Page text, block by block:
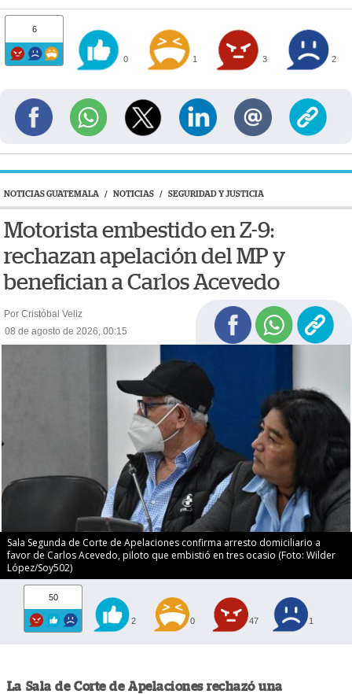
6
0 1 3 2
NOTICIAS GUATEMALA / NOTICIAS / SEGURIDAD Y JUSTICIA
Motorista embestido en Z-9:
rechazan apelación del MP y
benefician a Carlos Acevedo
Por Cristóbal Veliz
08 de agosto de 2026, 00:15
Sala Segunda de Corte de Apelaciones confirma arresto domiciliario a
favor de Carlos Acevedo, piloto que embistió en tres ocasio (Foto: Wilder
López/Soy502)
50
2 0 47 1
La Sala de Corte de Apelaciones rechazó una